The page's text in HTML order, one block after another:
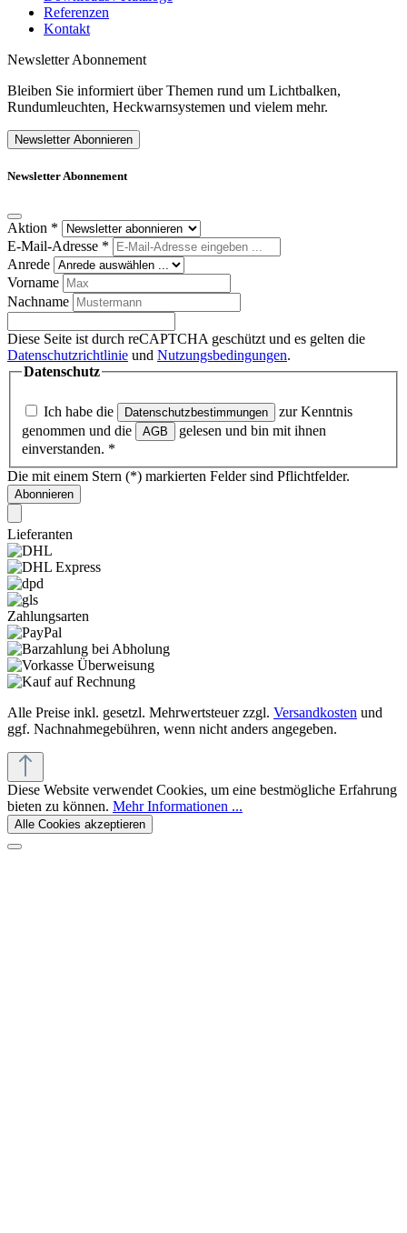
Referenzen
Kontakt
Newsletter Abonnement
Bleiben Sie informiert über Themen rund um Lichtbalken,
Rundumleuchten, Heckwarnsystemen und vielem mehr.
Newsletter Abonnieren
Newsletter Abonnement
Aktion *
E-Mail-Adresse *
Anrede
Vorname
Nachname
Diese Seite ist durch reCAPTCHA geschützt und es gelten die
Datenschutzrichtlinie und Nutzungsbedingungen.
Datenschutz
Ich habe die Datenschutzbestimmungen
zur Kenntnis
genommen und die
AGB
gelesen und bin mit ihnen
einverstanden. *
Die mit einem Stern (*) markierten Felder sind Pflichtfelder.
Abonnieren
Lieferanten
Zahlungsarten
Alle Preise inkl. gesetzl. Mehrwertsteuer zzgl. Versandkosten und
ggf. Nachnahmegebühren, wenn nicht anders angegeben.
Diese Website verwendet Cookies, um eine bestmögliche Erfahrung
bieten zu können. Mehr Informationen ...
Alle Cookies akzeptieren